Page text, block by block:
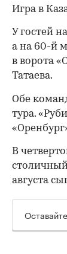
Игра в
У гостей
а на 60-й
в ворота
Татаева.
Обе
тура.
В
августа